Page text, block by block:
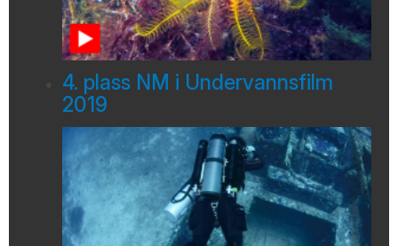
4. plass NM i Undervannsfilm
2019